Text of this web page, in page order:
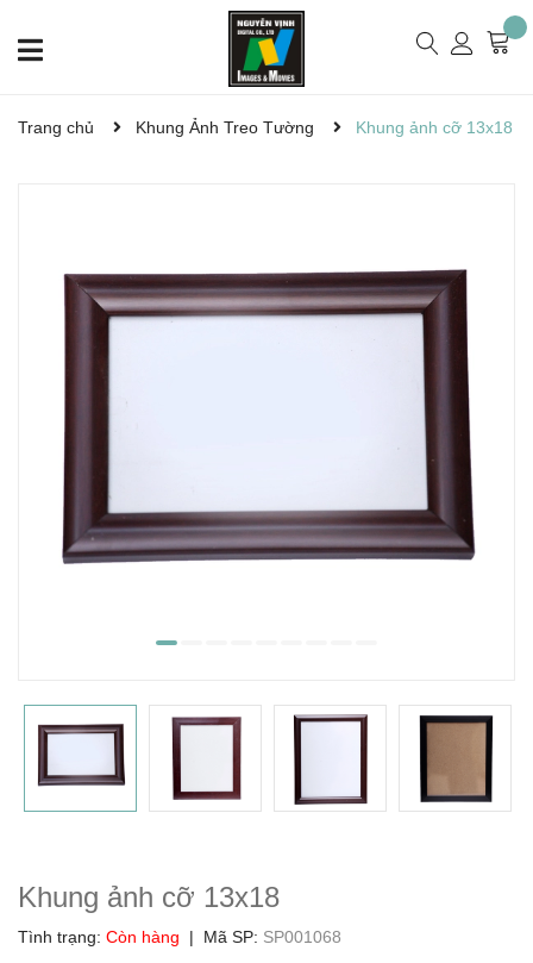
Trang chủ Khung Ảnh Treo Tường Khung ảnh cỡ 13x18
Khung ảnh cỡ 13x18
Tình trạng: Còn hàng | Mã SP: SP001068